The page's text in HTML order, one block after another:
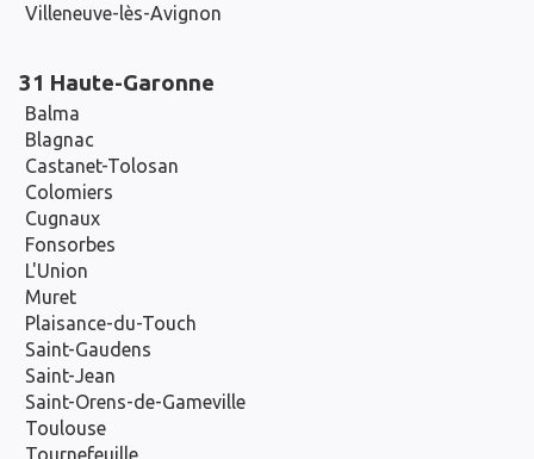
Villeneuve-lès-Avignon
31 Haute-Garonne
Balma
Blagnac
Castanet-Tolosan
Colomiers
Cugnaux
Fonsorbes
L'Union
Muret
Plaisance-du-Touch
Saint-Gaudens
Saint-Jean
Saint-Orens-de-Gameville
Toulouse
Tournefeuille